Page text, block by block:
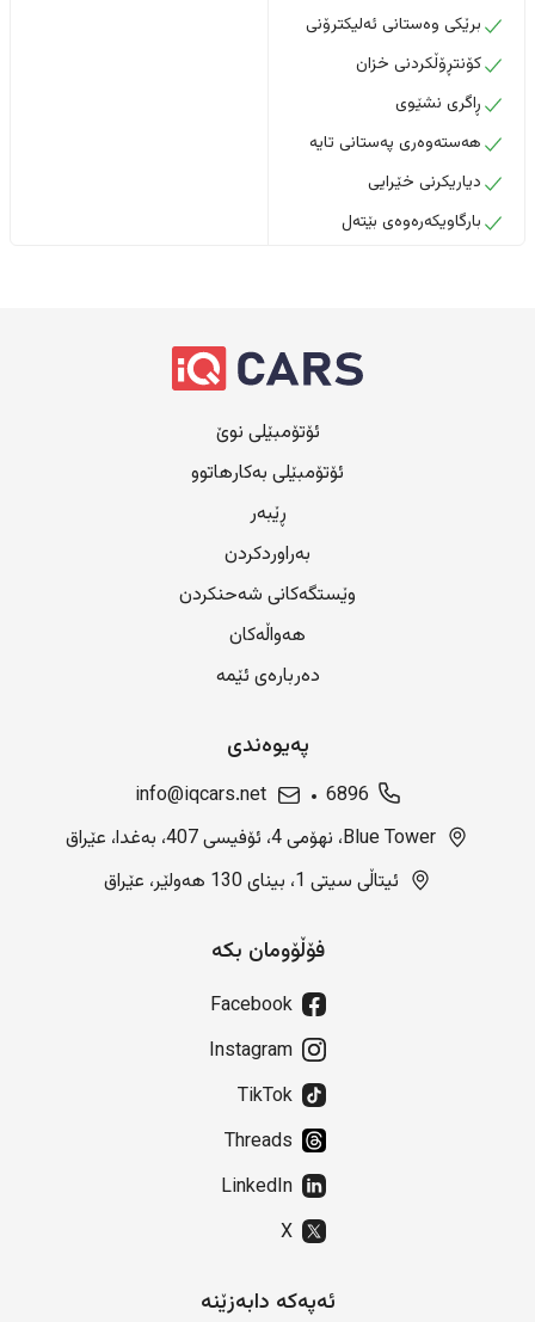
برێکی وەستانی ئەلیکترۆنی
کۆنتڕۆڵکردنی خزان
ڕاگری نشێوی
هەستەوەری پەستانی تایە
دیاریکرنی خێرایی
بارگاویکەرەوەی بێتەل
ئۆتۆمبێلی نوێ
ئۆتۆمبێلی بەکارهاتوو
ڕێبەر
بەراوردکردن
وێستگەکانی شەحنکردن
هەواڵەکان
دەربارەی ئێمە
پەیوەندی
6896
info@iqcars.net
Blue Tower، نهۆمی 4، ئۆفیسی 407، بەغدا، عێراق
ئیتاڵی سیتی 1، بینای 130 هەولێر، عێراق
فۆڵۆومان بکە
Facebook
Instagram
TikTok
Threads
LinkedIn
X
ئەپەکە دابەزێنە